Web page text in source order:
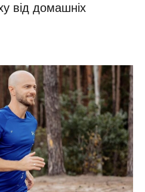
від домашніх